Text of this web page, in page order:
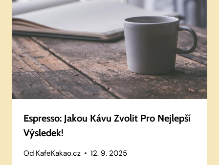
Espresso: Jakou Kávu Zvolit Pro Nejlepší
Výsledek!
Od KafeKakao.cz 12. 9. 2025